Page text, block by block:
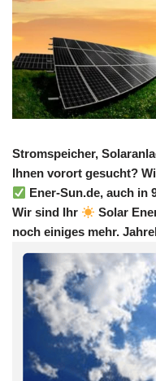
Stromspeicher,
Ihnen vorort gesucht?
Ener-Sun.de, auch in
Wir sind Ihr
Solar
noch einiges mehr.